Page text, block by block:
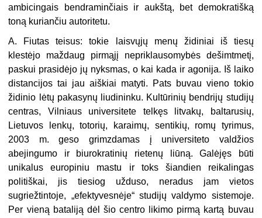
ambicingais bendraminčiais ir aukštą, bet demokratišką
toną kuriančiu autoritetu.
A. Fiutas teisus: tokie laisvųjų menų židiniai iš tiesų
klestėjo maždaug pirmąjį nepriklausomybės dešimtmetį,
paskui prasidėjo jų nyksmas, o kai kada ir agonija. Iš laiko
distancijos tai jau aiškiai matyti. Pats buvau vieno tokio
židinio lėtų pakasynų liudininku. Kultūrinių bendrijų studijų
centras, Vilniaus universitete telkęs litvakų, baltarusių,
Lietuvos lenkų, totorių, karaimų, sentikių, romų tyrimus,
2003 m. geso grimzdamas į universiteto valdžios
abejingumo ir biurokratinių rietenų liūną. Galėjęs būti
unikalus europiniu mastu ir toks šiandien reikalingas
politiškai, jis tiesiog užduso, neradus jam vietos
sugriežtintoje, „efektyvesnėje“ studijų valdymo sistemoje.
Per vieną bataliją dėl šio centro likimo pirmą kartą buvau